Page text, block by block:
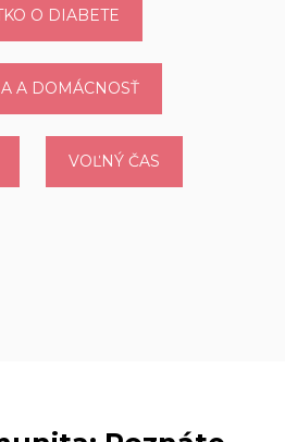
O DIABETE
A DOMÁCNOSŤ
VOĽNÝ ČAS